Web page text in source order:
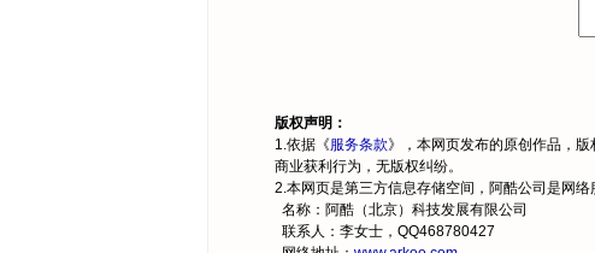
版权声明：
1.依据《服务条款》，本网页发布的原创作品，
商业获利行为，无版权纠纷。
2.本网页是第三方信息存储空间，阿酷公司是网
名称：阿酷（北京）科技发展有限公司
联系人：李女士，QQ468780427